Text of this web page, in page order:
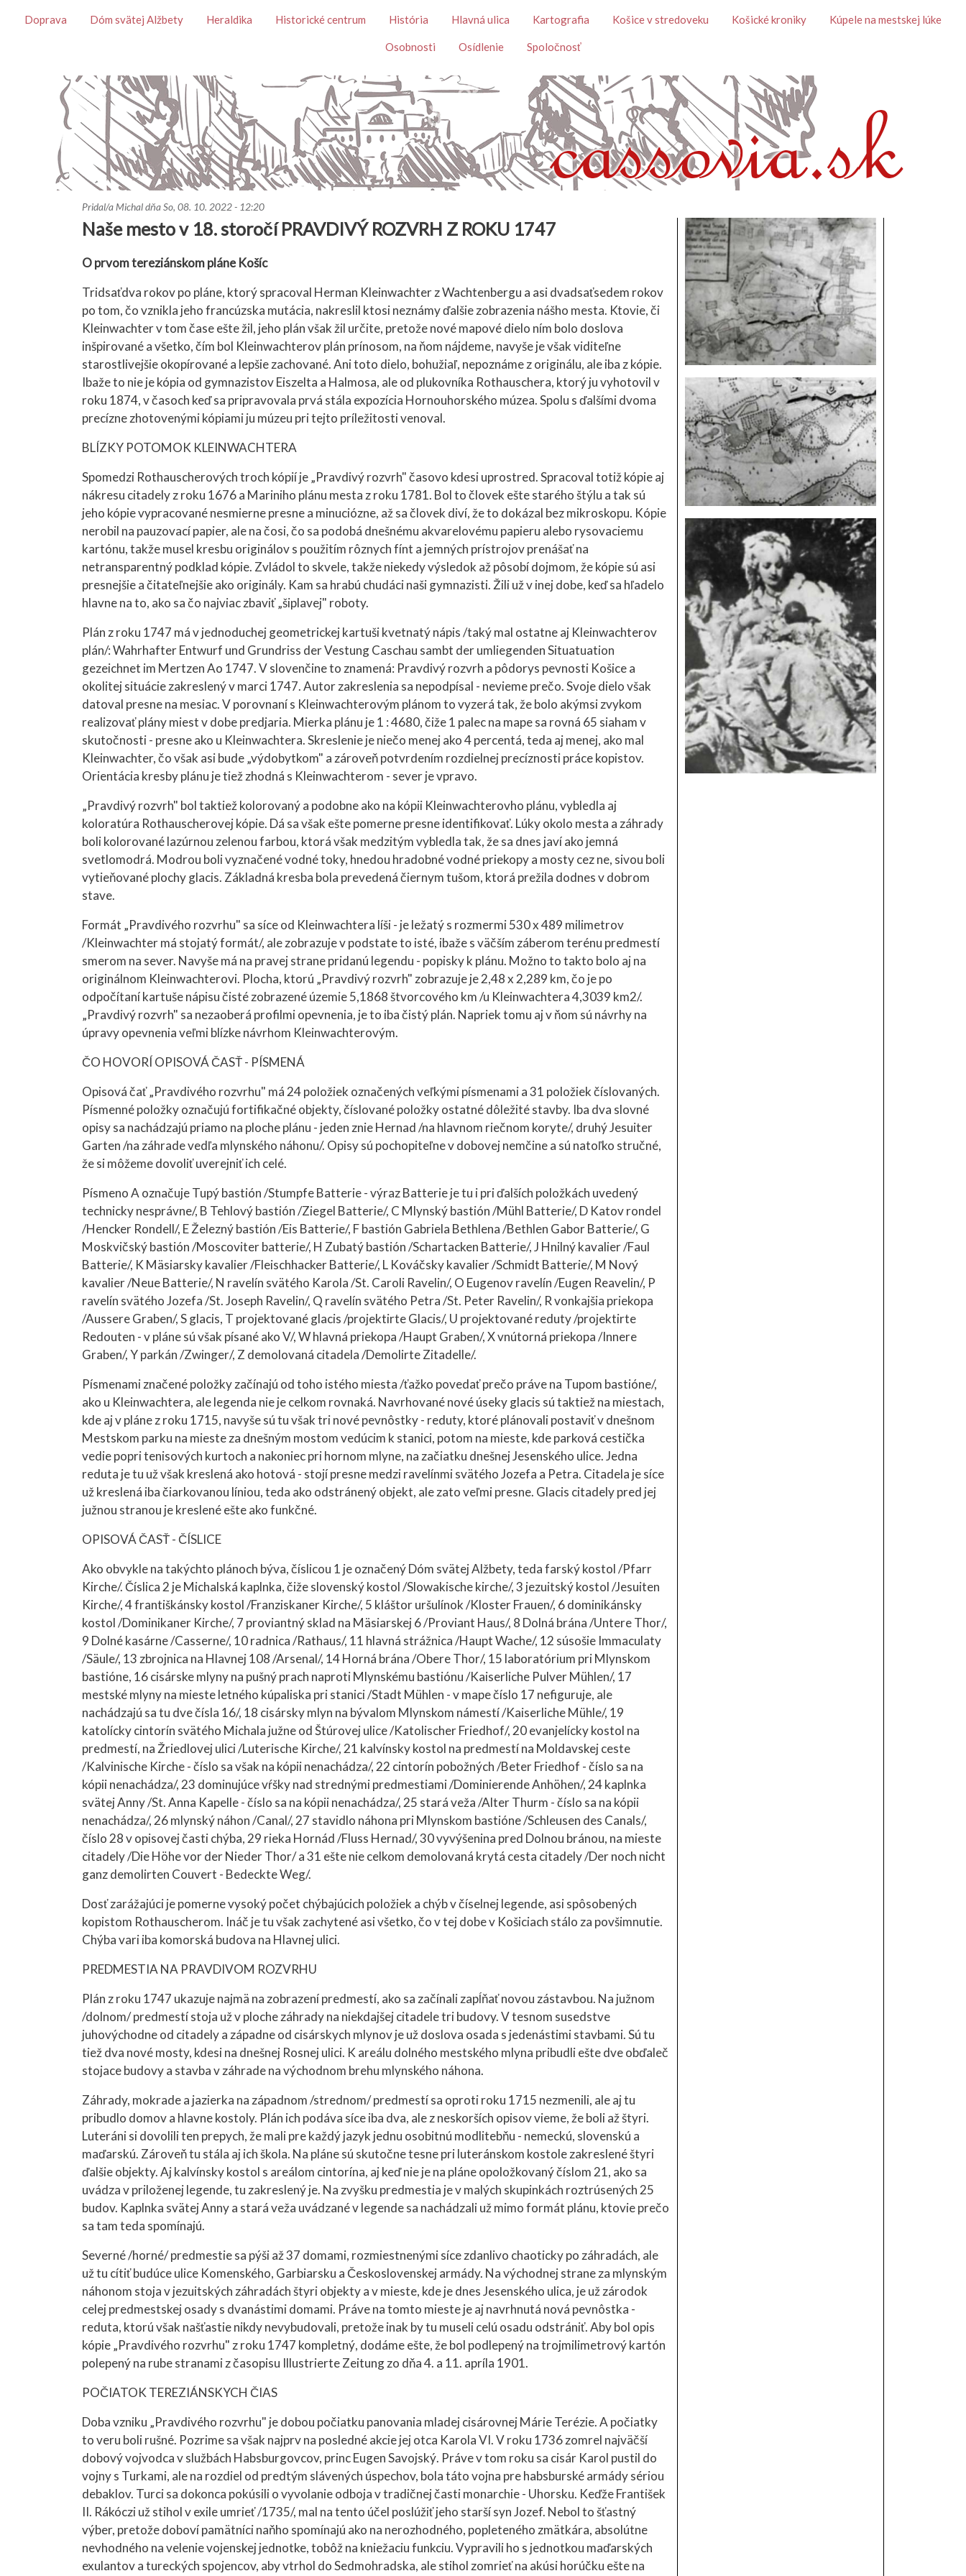
Témy
Doprava Dóm svätej Alžbety Heraldika Historické centrum História Hlavná ulica Kartografia Košice v stredoveku Košické kroniky Kúpele na mestskej lúke
Osobnosti Osídlenie Spoločnosť
Pridal/a MichaldňaSo, 08. 10. 2022 - 12:20
Naše mesto v 18. storočí PRAVDIVÝ ROZVRH Z ROKU 1747
O prvom tereziánskom pláne Košíc
Tridsaťdva rokov po pláne, ktorý spracoval Herman Kleinwachter z Wachtenbergu a asi dvadsaťsedem rokov
po tom, čo vznikla jeho francúzska mutácia, nakreslil ktosi neznámy ďalšie zobrazenia nášho mesta. Ktovie, či
Kleinwachter v tom čase ešte žil, jeho plán však žil určite, pretože nové mapové dielo ním bolo doslova
inšpirované a všetko, čím bol Kleinwachterov plán prínosom, na ňom nájdeme, navyše je však viditeľne
starostlivejšie okopírované a lepšie zachované. Ani toto dielo, bohužiaľ, nepoznáme z originálu, ale iba z kópie.
Ibaže to nie je kópia od gymnazistov Eiszelta a Halmosa, ale od plukovníka Rothauschera, ktorý ju vyhotovil v
roku 1874, v časoch keď sa pripravovala prvá stála expozícia Hornouhorského múzea. Spolu s ďalšími dvoma
precízne zhotovenými kópiami ju múzeu pri tejto príležitosti venoval.
BLÍZKY POTOMOK KLEINWACHTERA
Spomedzi Rothauscherových troch kópií je „Pravdivý rozvrh" časovo kdesi uprostred. Spracoval totiž kópie aj
nákresu citadely z roku 1676 a Mariniho plánu mesta z roku 1781. Bol to človek ešte starého štýlu a tak sú
jeho kópie vypracované nesmierne presne a minuciózne, až sa človek diví, že to dokázal bez mikroskopu. Kópie
nerobil na pauzovací papier, ale na čosi, čo sa podobá dnešnému akvarelovému papieru alebo rysovaciemu
kartónu, takže musel kresbu originálov s použitím rôznych fínt a jemných prístrojov prenášať na
netransparentný podklad kópie. Zvládol to skvele, takže niekedy výsledok až pôsobí dojmom, že kópie sú asi
presnejšie a čitateľnejšie ako originály. Kam sa hrabú chudáci naši gymnazisti. Žili už v inej dobe, keď sa hľadelo
hlavne na to, ako sa čo najviac zbaviť „šiplavej" roboty.
Plán z roku 1747 má v jednoduchej geometrickej kartuši kvetnatý nápis /taký mal ostatne aj Kleinwachterov
plán/: Wahrhafter Entwurf und Grundriss der Vestung Caschau sambt der umliegenden Situatuation
gezeichnet im Mertzen Ao 1747. V slovenčine to znamená: Pravdivý rozvrh a pôdorys pevnosti Košice a
okolitej situácie zakreslený v marci 1747. Autor zakreslenia sa nepodpísal - nevieme prečo. Svoje dielo však
datoval presne na mesiac. V porovnaní s Kleinwachterovým plánom to vyzerá tak, že bolo akýmsi zvykom
realizovať plány miest v dobe predjaria. Mierka plánu je 1 : 4680, čiže 1 palec na mape sa rovná 65 siaham v
skutočnosti - presne ako u Kleinwachtera. Skreslenie je niečo menej ako 4 percentá, teda aj menej, ako mal
Kleinwachter, čo však asi bude „výdobytkom" a zároveň potvrdením rozdielnej precíznosti práce kopistov.
Orientácia kresby plánu je tiež zhodná s Kleinwachterom - sever je vpravo.
„Pravdivý rozvrh" bol taktiež kolorovaný a podobne ako na kópii Kleinwachterovho plánu, vybledla aj
koloratúra Rothauscherovej kópie. Dá sa však ešte pomerne presne identifikovať. Lúky okolo mesta a záhrady
boli kolorované lazúrnou zelenou farbou, ktorá však medzitým vybledla tak, že sa dnes javí ako jemná
svetlomodrá. Modrou boli vyznačené vodné toky, hnedou hradobné vodné priekopy a mosty cez ne, sivou boli
vytieňované plochy glacis. Základná kresba bola prevedená čiernym tušom, ktorá prežila dodnes v dobrom
stave.
Formát „Pravdivého rozvrhu" sa síce od Kleinwachtera líši - je ležatý s rozmermi 530 x 489 milimetrov
/Kleinwachter má stojatý formát/, ale zobrazuje v podstate to isté, ibaže s väčším záberom terénu predmestí
smerom na sever. Navyše má na pravej strane pridanú legendu - popisky k plánu. Možno to takto bolo aj na
originálnom Kleinwachterovi. Plocha, ktorú „Pravdivý rozvrh" zobrazuje je 2,48 x 2,289 km, čo je po
odpočítaní kartuše nápisu čisté zobrazené územie 5,1868 štvorcového km /u Kleinwachtera 4,3039 km2/.
„Pravdivý rozvrh" sa nezaoberá profilmi opevnenia, je to iba čistý plán. Napriek tomu aj v ňom sú návrhy na
úpravy opevnenia veľmi blízke návrhom Kleinwachterovým.
ČO HOVORÍ OPISOVÁ ČASŤ - PÍSMENÁ
Opisová čať „Pravdivého rozvrhu" má 24 položiek označených veľkými písmenami a 31 položiek číslovaných.
Písmenné položky označujú fortifikačné objekty, číslované položky ostatné dôležité stavby. Iba dva slovné
opisy sa nachádzajú priamo na ploche plánu - jeden znie Hernad /na hlavnom riečnom koryte/, druhý Jesuiter
Garten /na záhrade vedľa mlynského náhonu/. Opisy sú pochopiteľne v dobovej nemčine a sú natoľko stručné,
že si môžeme dovoliť uverejniť ich celé.
Písmeno A označuje Tupý bastión /Stumpfe Batterie - výraz Batterie je tu i pri ďalších položkách uvedený
technicky nesprávne/, B Tehlový bastión /Ziegel Batterie/, C Mlynský bastión /Mühl Batterie/, D Katov rondel
/Hencker Rondell/, E Železný bastión /Eis Batterie/, F bastión Gabriela Bethlena /Bethlen Gabor Batterie/, G
Moskvičský bastión /Moscoviter batterie/, H Zubatý bastión /Schartacken Batterie/, J Hnilný kavalier /Faul
Batterie/, K Mäsiarsky kavalier /Fleischhacker Batterie/, L Kováčsky kavalier /Schmidt Batterie/, M Nový
kavalier /Neue Batterie/, N ravelín svätého Karola /St. Caroli Ravelin/, O Eugenov ravelín /Eugen Reavelin/, P
ravelín svätého Jozefa /St. Joseph Ravelin/, Q ravelín svätého Petra /St. Peter Ravelin/, R vonkajšia priekopa
/Aussere Graben/, S glacis, T projektované glacis /projektirte Glacis/, U projektované reduty /projektirte
Redouten - v pláne sú však písané ako V/, W hlavná priekopa /Haupt Graben/, X vnútorná priekopa /Innere
Graben/, Y parkán /Zwinger/, Z demolovaná citadela /Demolirte Zitadelle/.
Písmenami značené položky začínajú od toho istého miesta /ťažko povedať prečo práve na Tupom bastióne/,
ako u Kleinwachtera, ale legenda nie je celkom rovnaká. Navrhované nové úseky glacis sú taktiež na miestach,
kde aj v pláne z roku 1715, navyše sú tu však tri nové pevnôstky - reduty, ktoré plánovali postaviť v dnešnom
Mestskom parku na mieste za dnešným mostom vedúcim k stanici, potom na mieste, kde parková cestička
vedie popri tenisových kurtoch a nakoniec pri hornom mlyne, na začiatku dnešnej Jesenského ulice. Jedna
reduta je tu už však kreslená ako hotová - stojí presne medzi ravelínmi svätého Jozefa a Petra. Citadela je síce
už kreslená iba čiarkovanou líniou, teda ako odstránený objekt, ale zato veľmi presne. Glacis citadely pred jej
južnou stranou je kreslené ešte ako funkčné.
OPISOVÁ ČASŤ - ČÍSLICE
Ako obvykle na takýchto plánoch býva, číslicou 1 je označený Dóm svätej Alžbety, teda farský kostol /Pfarr
Kirche/. Číslica 2 je Michalská kaplnka, čiže slovenský kostol /Slowakische kirche/, 3 jezuitský kostol /Jesuiten
Kirche/, 4 františkánsky kostol /Franziskaner Kirche/, 5 kláštor uršulínok /Kloster Frauen/, 6 dominikánsky
kostol /Dominikaner Kirche/, 7 proviantný sklad na Mäsiarskej 6 /Proviant Haus/, 8 Dolná brána /Untere Thor/,
9 Dolné kasárne /Casserne/, 10 radnica /Rathaus/, 11 hlavná strážnica /Haupt Wache/, 12 súsošie Immaculaty
/Säule/, 13 zbrojnica na Hlavnej 108 /Arsenal/, 14 Horná brána /Obere Thor/, 15 laboratórium pri Mlynskom
bastióne, 16 cisárske mlyny na pušný prach naproti Mlynskému bastiónu /Kaiserliche Pulver Mühlen/, 17
mestské mlyny na mieste letného kúpaliska pri stanici /Stadt Mühlen - v mape číslo 17 nefiguruje, ale
nachádzajú sa tu dve čísla 16/, 18 cisársky mlyn na bývalom Mlynskom námestí /Kaiserliche Mühle/, 19
katolícky cintorín svätého Michala južne od Štúrovej ulice /Katolischer Friedhof/, 20 evanjelícky kostol na
predmestí, na Žriedlovej ulici /Luterische Kirche/, 21 kalvínsky kostol na predmestí na Moldavskej ceste
/Kalvinische Kirche - číslo sa však na kópii nenachádza/, 22 cintorín pobožných /Beter Friedhof - číslo sa na
kópii nenachádza/, 23 dominujúce vŕšky nad strednými predmestiami /Dominierende Anhöhen/, 24 kaplnka
svätej Anny /St. Anna Kapelle - číslo sa na kópii nenachádza/, 25 stará veža /Alter Thurm - číslo sa na kópii
nenachádza/, 26 mlynský náhon /Canal/, 27 stavidlo náhona pri Mlynskom bastióne /Schleusen des Canals/,
číslo 28 v opisovej časti chýba, 29 rieka Hornád /Fluss Hernad/, 30 vyvýšenina pred Dolnou bránou, na mieste
citadely /Die Höhe vor der Nieder Thor/ a 31 ešte nie celkom demolovaná krytá cesta citadely /Der noch nicht
ganz demolirten Couvert - Bedeckte Weg/.
Dosť zarážajúci je pomerne vysoký počet chýbajúcich položiek a chýb v číselnej legende, asi spôsobených
kopistom Rothauscherom. Ináč je tu však zachytené asi všetko, čo v tej dobe v Košiciach stálo za povšimnutie.
Chýba vari iba komorská budova na Hlavnej ulici.
PREDMESTIA NA PRAVDIVOM ROZVRHU
Plán z roku 1747 ukazuje najmä na zobrazení predmestí, ako sa začínali zapĺňať novou zástavbou. Na južnom
/dolnom/ predmestí stoja už v ploche záhrady na niekdajšej citadele tri budovy. V tesnom susedstve
juhovýchodne od citadely a západne od cisárskych mlynov je už doslova osada s jedenástimi stavbami. Sú tu
tiež dva nové mosty, kdesi na dnešnej Rosnej ulici. K areálu dolného mestského mlyna pribudli ešte dve obďaleč
stojace budovy a stavba v záhrade na východnom brehu mlynského náhona.
Záhrady, mokrade a jazierka na západnom /strednom/ predmestí sa oproti roku 1715 nezmenili, ale aj tu
pribudlo domov a hlavne kostoly. Plán ich podáva síce iba dva, ale z neskorších opisov vieme, že boli až štyri.
Luteráni si dovolili ten prepych, že mali pre každý jazyk jednu osobitnú modlitebňu - nemeckú, slovenskú a
maďarskú. Zároveň tu stála aj ich škola. Na pláne sú skutočne tesne pri luteránskom kostole zakreslené štyri
ďalšie objekty. Aj kalvínsky kostol s areálom cintorína, aj keď nie je na pláne opoložkovaný číslom 21, ako sa
uvádza v priloženej legende, tu zakreslený je. Na zvyšku predmestia je v malých skupinkách roztrúsených 25
budov. Kaplnka svätej Anny a stará veža uvádzané v legende sa nachádzali už mimo formát plánu, ktovie prečo
sa tam teda spomínajú.
Severné /horné/ predmestie sa pýši až 37 domami, rozmiestnenými síce zdanlivo chaoticky po záhradách, ale
už tu cítiť budúce ulice Komenského, Garbiarsku a Československej armády. Na východnej strane za mlynským
náhonom stoja v jezuitských záhradách štyri objekty a v mieste, kde je dnes Jesenského ulica, je už zárodok
celej predmestskej osady s dvanástimi domami. Práve na tomto mieste je aj navrhnutá nová pevnôstka -
reduta, ktorú však našťastie nikdy nevybudovali, pretože inak by tu museli celú osadu odstrániť. Aby bol opis
kópie „Pravdivého rozvrhu" z roku 1747 kompletný, dodáme ešte, že bol podlepený na trojmilimetrový kartón
polepený na rube stranami z časopisu Illustrierte Zeitung zo dňa 4. a 11. apríla 1901.
POČIATOK TEREZIÁNSKYCH ČIAS
Doba vzniku „Pravdivého rozvrhu" je dobou počiatku panovania mladej cisárovnej Márie Terézie. A počiatky
to veru boli rušné. Pozrime sa však najprv na posledné akcie jej otca Karola VI. V roku 1736 zomrel najväčší
dobový vojvodca v službách Habsburgovcov, princ Eugen Savojský. Práve v tom roku sa cisár Karol pustil do
vojny s Turkami, ale na rozdiel od predtým slávených úspechov, bola táto vojna pre habsburské armády sériou
debaklov. Turci sa dokonca pokúsili o vyvolanie odboja v tradičnej časti monarchie - Uhorsku. Keďže František
II. Rákóczi už stihol v exile umrieť /1735/, mal na tento účel poslúžiť jeho starší syn Jozef. Nebol to šťastný
výber, pretože doboví pamätníci naňho spomínajú ako na nerozhodného, popleteného zmätkára, absolútne
nevhodného na velenie vojenskej jednotke, tobôž na kniežaciu funkciu. Vypravili ho s jednotkou maďarských
exulantov a tureckých spojencov, aby vtrhol do Sedmohradska, ale stihol zomrieť na akúsi horúčku ešte na